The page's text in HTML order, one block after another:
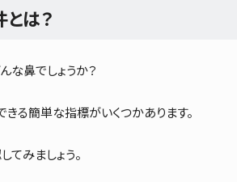
は？
な鼻でしょうか？
きる簡単な指標がいくつかあります。
てみましょう。